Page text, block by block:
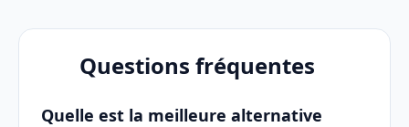
Questions fréquentes
Quelle est la meilleure alternative